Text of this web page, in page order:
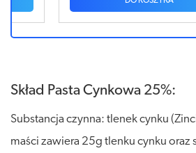
Skład Pasta Cynkowa 25%:
Substancja czynna: tlenek cynku
maści zawiera 25g tlenku cynku oraz